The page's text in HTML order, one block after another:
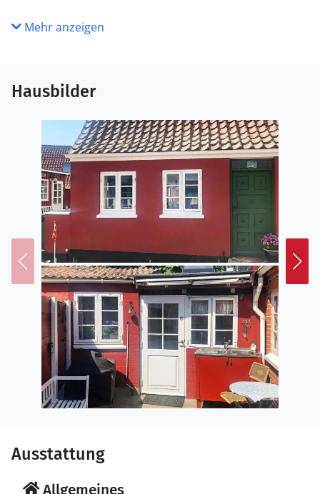
Mehr anzeigen
Hausbilder
Ausstattung
Allgemeines